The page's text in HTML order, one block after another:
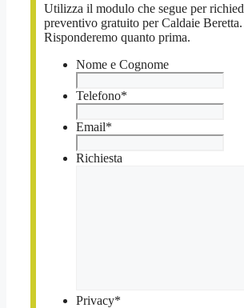
Utilizza il modulo che segue per
preventivo gratuito per Caldaie Beretta.
Risponderemo quanto prima.
Nome e Cognome
Telefono*
Email*
Richiesta
Privacy*